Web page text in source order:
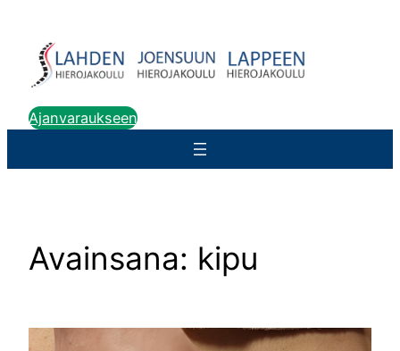
sisältöön
Ajanvaraukseen
Avainsana: kipu